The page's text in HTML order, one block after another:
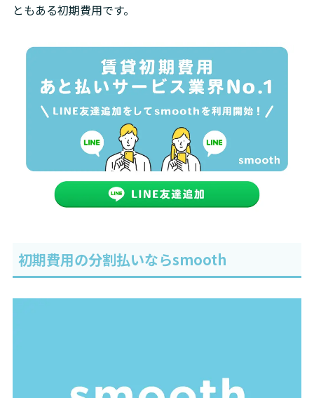
ともある初期費用です。
初期費用の分割払いならsmooth